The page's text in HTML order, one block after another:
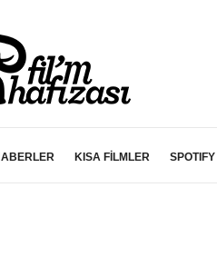
KISA FİLMLER SPOTIFY